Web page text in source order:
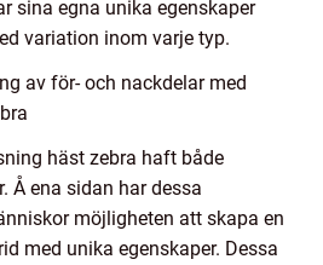
sina egna unika egenskaper
variation inom varje typ.
av för- och nackdelar med
häst zebra haft både
Å ena sidan har dessa
möjligheten att skapa en
med unika egenskaper. Dessa